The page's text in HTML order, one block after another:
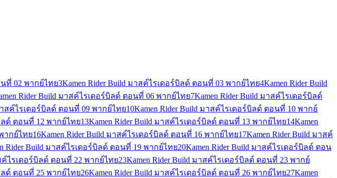
นที่ 02 พากย์ไทย3Kamen Rider Build มาสค์ไรเดอร์บิลด์ ตอนที่ 03 พากย์ไทย4Kamen Rider Build
Rider Build มาสค์ไรเดอร์บิลด์ ตอนที่ 06 พากย์ไทย7Kamen Rider Build มาสค์ไรเดอร์บิลด์
าสค์ไรเดอร์บิลด์ ตอนที่ 09 พากย์ไทย10Kamen Rider Build มาสค์ไรเดอร์บิลด์ ตอนที่ 10 พากย์
ลด์ ตอนที่ 12 พากย์ไทย13Kamen Rider Build มาสค์ไรเดอร์บิลด์ ตอนที่ 13 พากย์ไทย14Kamen
ากย์ไทย16Kamen Rider Build มาสค์ไรเดอร์บิลด์ ตอนที่ 16 พากย์ไทย17Kamen Rider Build มาสค์
Rider Build มาสค์ไรเดอร์บิลด์ ตอนที่ 19 พากย์ไทย20Kamen Rider Build มาสค์ไรเดอร์บิลด์ ตอน
ค์ไรเดอร์บิลด์ ตอนที่ 22 พากย์ไทย23Kamen Rider Build มาสค์ไรเดอร์บิลด์ ตอนที่ 23 พากย์
ลด์ ตอนที่ 25 พากย์ไทย26Kamen Rider Build มาสค์ไรเดอร์บิลด์ ตอนที่ 26 พากย์ไทย27Kamen